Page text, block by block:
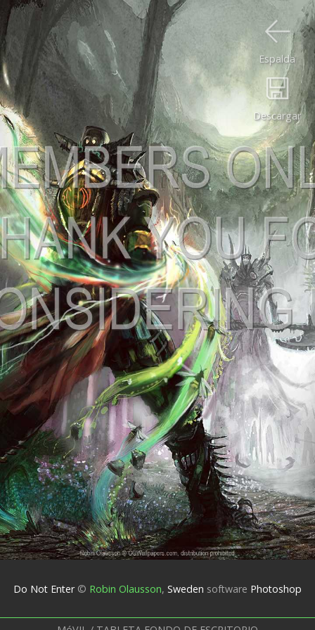
Descargar
Espalda
Do Not Enter© Robin Olausson, Sweden software Photoshop